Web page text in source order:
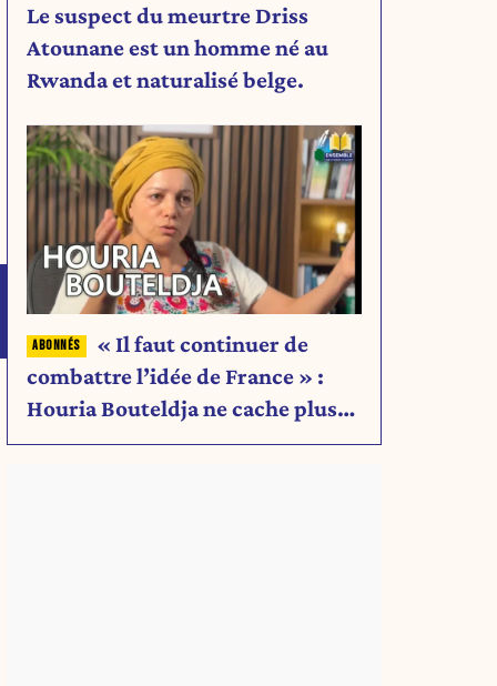
Le suspect du meurtre Driss
Atounane est un homme né au
Rwanda et naturalisé belge.
« Il faut continuer de
combattre l’idée de France » :
Houria Bouteldja ne cache plus
rien de son projet